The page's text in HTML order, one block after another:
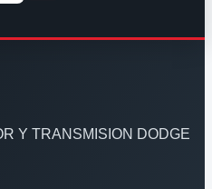
Y TRANSMISION DODGE